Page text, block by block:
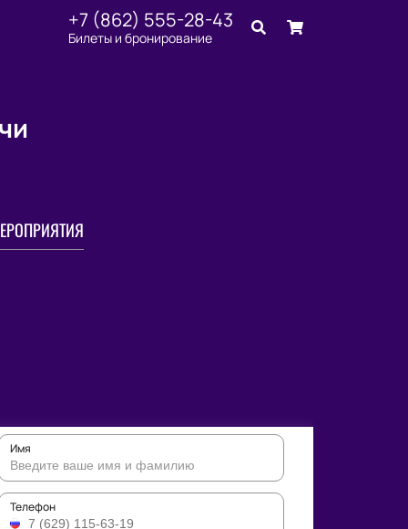
+7 (862) 555-28-43
Билеты и бронирование
Имя
Телефон